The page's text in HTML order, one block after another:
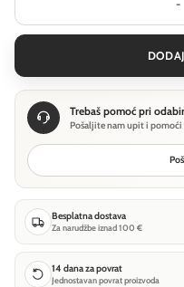
Trebaš pomoć pri
Pošaljite nam upit i
Besplatna dostava
Za narudžbe iznad 100 €
14 dana za povrat
Jednostavan povrat proizvoda